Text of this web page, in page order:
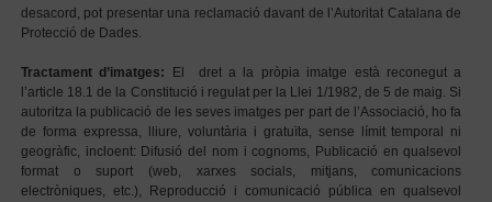
desacord, pot presentar una reclamació davant de l’Autoritat Catalana de
Protecció de Dades.
Tractament d’imatges:
El dret a la pròpia imatge està reconegut a
l’article 18.1 de la Constitució i regulat per la Llei 1/1982, de 5 de maig. Si
autoritza la publicació de les seves imatges per part de l’Associació, ho fa
de forma expressa, lliure, voluntària i gratuïta, sense límit temporal ni
geogràfic, incloent: Difusió del nom i cognoms, Publicació en qualsevol
format o suport (web, xarxes socials, mitjans, comunicacions
electròniques, etc.), Reproducció i comunicació pública en qualsevol